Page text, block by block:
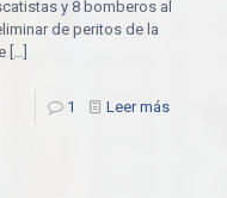
y 8 bomberos al
de peritos de la
[…]
1 Leer más